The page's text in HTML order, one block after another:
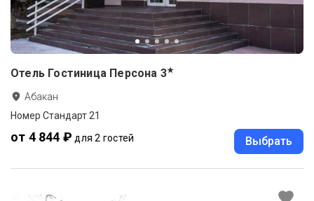
Отель Гостиница Персона 3★
Абакан
Номер Стандарт 21
от 4 844 ₽ для 2 гостей Выбрать